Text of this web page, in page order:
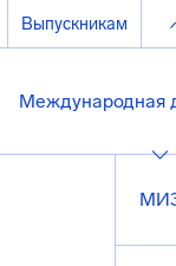
Выпускникам
Международная